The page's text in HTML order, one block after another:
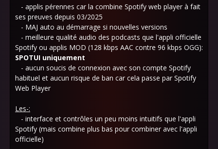
- applis pérennes car la combine Spotify web player à fait
ses preuves depuis 03/2025
- MAJ auto au démarrage si nouvelles versions
- meilleure qualité audio des podcasts que l'appli officielle
Spotify ou applis MOD (128 kbps AAC contre 96 kbps OGG):
SPOTUI uniquement
- aucun soucis de connexion avec son compte Spotify
habituel et aucun risque de ban car cela passe par Spotify
Web Player
Les-:
- interface et contrôles un peu moins intuitifs que l'appli
Spotify (mais combine plus bas pour combiner avec l'appli
officielle)